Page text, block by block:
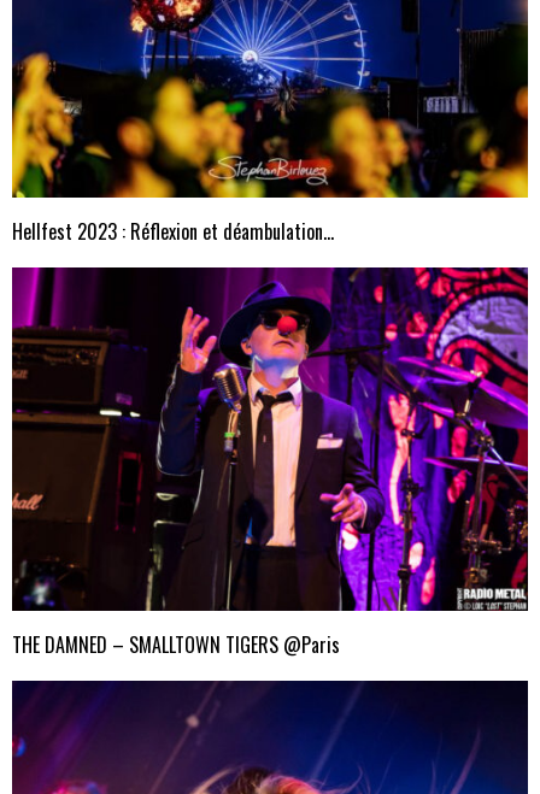
Hellfest 2023 : Réflexion et déambulation…
THE DAMNED – SMALLTOWN TIGERS @Paris